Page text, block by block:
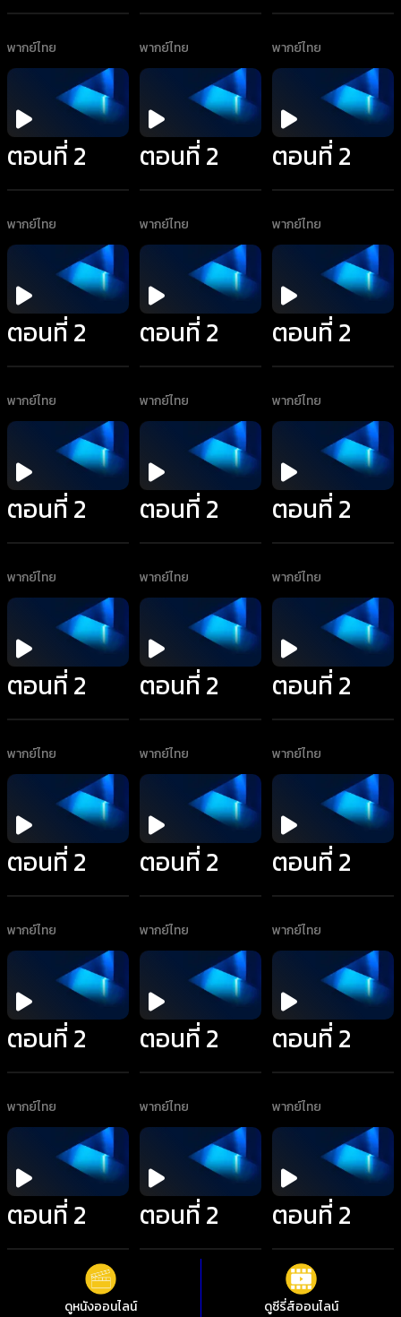
พากย์ไทย พากย์ไทย พากย์ไทย
ตอนที่ 2
พากย์ไทย
ตอนที่ 2
พากย์ไทย
ตอนที่ 2
พากย์ไทย
ตอนที่ 2
พากย์ไทย
ตอนที่ 2
พากย์ไทย
ตอนที่ 2
พากย์ไทย
ตอนที่ 2
พากย์ไทย
ตอนที่ 2
พากย์ไทย
ตอนที่ 2
พากย์ไทย
ตอนที่ 2
พากย์ไทย
ตอนที่ 2
พากย์ไทย
ตอนที่ 2
พากย์ไทย
ตอนที่ 2
พากย์ไทย
ตอนที่ 2
พากย์ไทย
ตอนที่ 2
พากย์ไทย
ตอนที่ 2
พากย์ไทย
ตอนที่ 2
พากย์ไทย
ตอนที่ 2
พากย์ไทย
ตอนที่ 2 ตอนที่ 2 ตอนที่ 2
พากย์ไทย
ดูหนังออนไลน์
ดูซีรี่ส์ออนไลน์